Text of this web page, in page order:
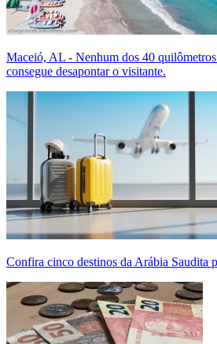
Maceió, AL - Nenhum dos 40
consegue desapontar o visitante.
Confira cinco destinos da Arábia Saudita